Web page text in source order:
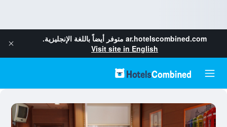
ar.hotelscombined.com متوفر أيضاً باللغة الإنجليزية.
Visit site in English